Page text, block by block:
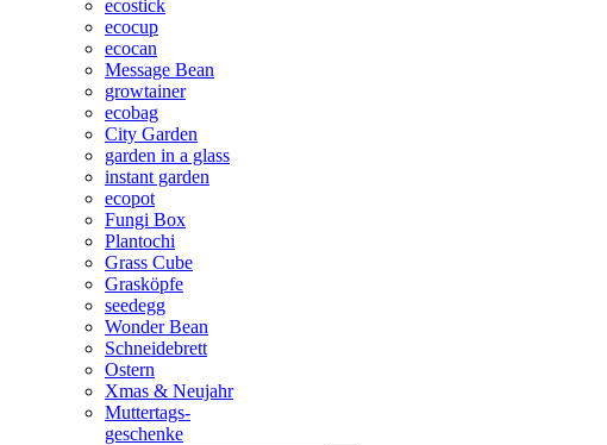
ecostick
ecocup
ecocan
Message Bean
growtainer
ecobag
City Garden
garden in a glass
instant garden
ecopot
Fungi Box
Plantochi
Grass Cube
Grasköpfe
seedegg
Wonder Bean
Schneidebrett
Ostern
Xmas & Neujahr
Muttertags-
geschenke